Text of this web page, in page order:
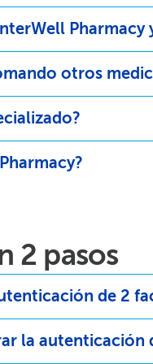
otros
2 pasos​​
de 2
la autenticación